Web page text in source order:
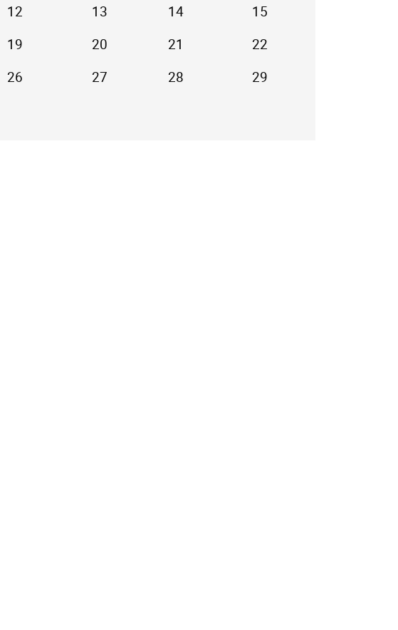
12 13 14
15
19 20 21
22
26 27 28
29